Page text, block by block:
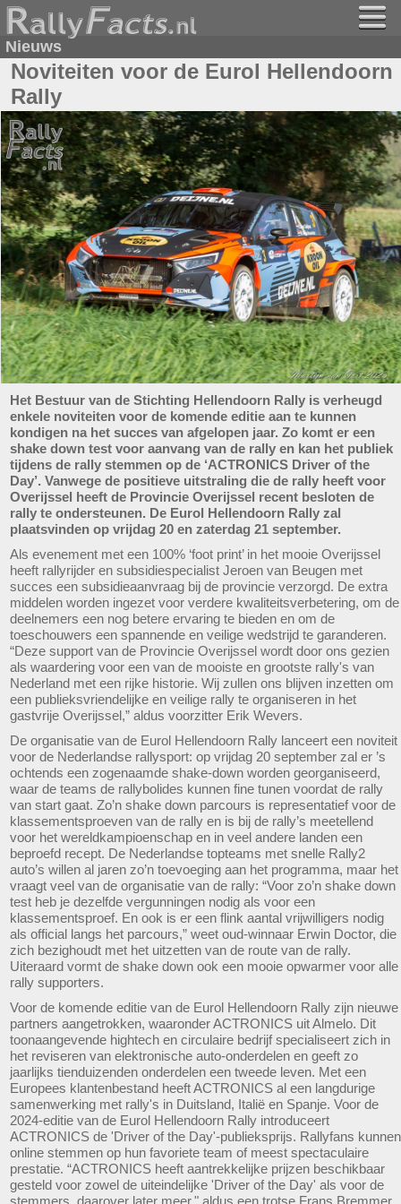
Nieuws
Noviteiten voor de Eurol Hellendoorn
Rally
Het Bestuur van de Stichting Hellendoorn Rally is verheugd
enkele noviteiten voor de komende editie aan te kunnen
kondigen na het succes van afgelopen jaar. Zo komt er een
shake down test voor aanvang van de rally en kan het publiek
tijdens de rally stemmen op de ‘ACTRONICS Driver of the
Day’. Vanwege de positieve uitstraling die de rally heeft voor
Overijssel heeft de Provincie Overijssel recent besloten de
rally te ondersteunen. De Eurol Hellendoorn Rally zal
plaatsvinden op vrijdag 20 en zaterdag 21 september.
Als evenement met een 100% ‘foot print’ in het mooie Overijssel
heeft rallyrijder en subsidiespecialist Jeroen van Beugen met
succes een subsidieaanvraag bij de provincie verzorgd. De extra
middelen worden ingezet voor verdere kwaliteitsverbetering, om de
deelnemers een nog betere ervaring te bieden en om de
toeschouwers een spannende en veilige wedstrijd te garanderen.
“Deze support van de Provincie Overijssel wordt door ons gezien
als waardering voor een van de mooiste en grootste rally's van
Nederland met een rijke historie. Wij zullen ons blijven inzetten om
een publieksvriendelijke en veilige rally te organiseren in het
gastvrije Overijssel,” aldus voorzitter Erik Wevers.
De organisatie van de Eurol Hellendoorn Rally lanceert een noviteit
voor de Nederlandse rallysport: op vrijdag 20 september zal er ’s
ochtends een zogenaamde shake-down worden georganiseerd,
waar de teams de rallybolides kunnen fine tunen voordat de rally
van start gaat. Zo’n shake down parcours is representatief voor de
klassementsproeven van de rally en is bij de rally’s meetellend
voor het wereldkampioenschap en in veel andere landen een
beproefd recept. De Nederlandse topteams met snelle Rally2
auto’s willen al jaren zo’n toevoeging aan het programma, maar het
vraagt veel van de organisatie van de rally: “Voor zo’n shake down
test heb je dezelfde vergunningen nodig als voor een
klassementsproef. En ook is er een flink aantal vrijwilligers nodig
als official langs het parcours,” weet oud-winnaar Erwin Doctor, die
zich bezighoudt met het uitzetten van de route van de rally.
Uiteraard vormt de shake down ook een mooie opwarmer voor alle
rally supporters.
Voor de komende editie van de Eurol Hellendoorn Rally zijn nieuwe
partners aangetrokken, waaronder ACTRONICS uit Almelo. Dit
toonaangevende hightech en circulaire bedrijf specialiseert zich in
het reviseren van elektronische auto-onderdelen en geeft zo
jaarlijks tienduizenden onderdelen een tweede leven. Met een
Europees klantenbestand heeft ACTRONICS al een langdurige
samenwerking met rally's in Duitsland, Italië en Spanje. Voor de
2024-editie van de Eurol Hellendoorn Rally introduceert
ACTRONICS de 'Driver of the Day'-publieksprijs. Rallyfans kunnen
online stemmen op hun favoriete team of meest spectaculaire
prestatie. “ACTRONICS heeft aantrekkelijke prijzen beschikbaar
gesteld voor zowel de uiteindelijke 'Driver of the Day' als voor de
stemmers, daarover later meer," aldus een trotse Frans Bremmer,